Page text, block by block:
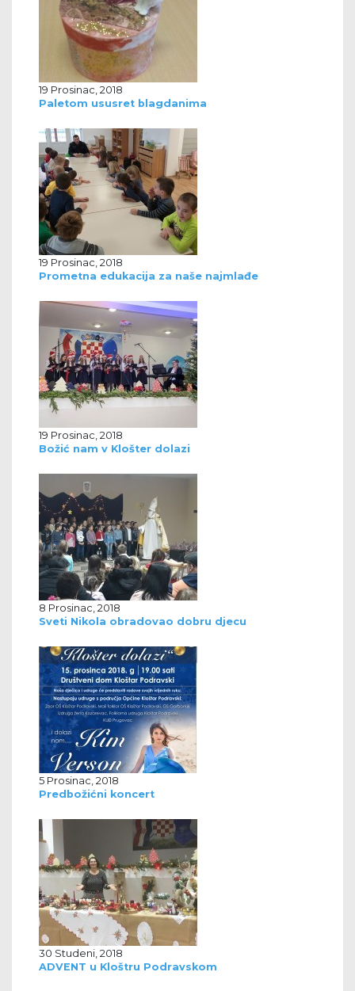
19 Prosinac, 2018
Paletom ususret blagdanima
19 Prosinac, 2018
Prometna edukacija za naše najmlađe
19 Prosinac, 2018
Božić nam v Klošter dolazi
8 Prosinac, 2018
Sveti Nikola obradovao dobru djecu
5 Prosinac, 2018
Predbožićni koncert
30 Studeni, 2018
ADVENT u Kloštru Podravskom